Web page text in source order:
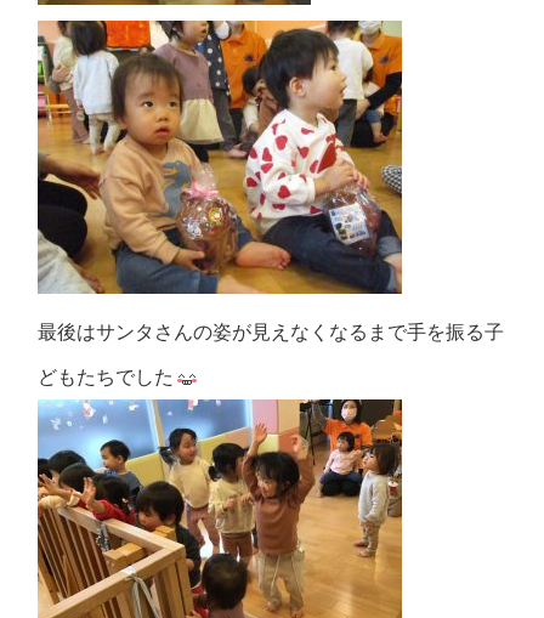
最後はサンタさんの姿が見えなくなるまで手を振る子
どもたちでした